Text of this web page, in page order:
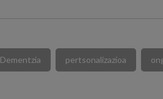
Dementzia pertsonalizazioa